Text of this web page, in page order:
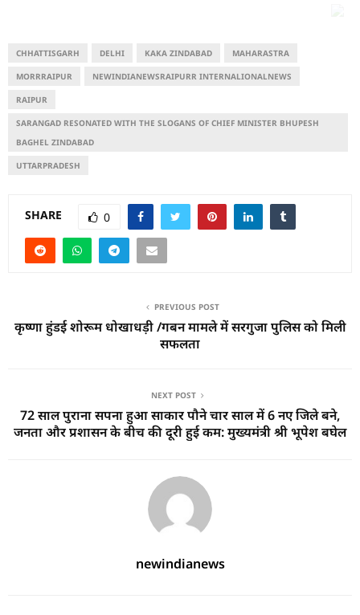
CHHATTISGARH DELHI KAKA ZINDABAD MAHARASTRA
MORRRAIPUR NEWINDIANEWSRAIPURR INTERNALIONALNEWS
RAIPUR
SARANGAD RESONATED WITH THE SLOGANS OF CHIEF MINISTER BHUPESH
BAGHEL ZINDABAD
UTTARPRADESH
SHARE 0
PREVIOUS POST
कृष्णा हुंडई शोरूम धोखाधड़ी /गबन मामले में सरगुजा पुलिस को मिली
सफलता
NEXT POST
72 साल पुराना सपना हुआ साकार पौने चार साल में 6 नए जिले बने,
जनता और प्रशासन के बीच की दूरी हुई कम: मुख्यमंत्री श्री भूपेश बघेल
newindianews